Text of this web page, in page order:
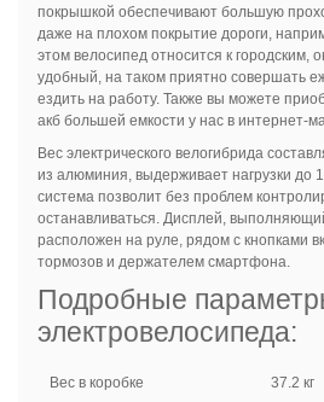
покрышкой обеспечивают большую
даже на плохом покрытие дороги,
этом велосипед относится к городским,
удобный, на таком приятно совершать
ездить на работу. Также вы можете
акб большей емкости у нас в интернет-
Вес электрического велогибрида
из алюминия, выдерживает нагрузки до
система позволит без проблем
останавливаться. Дисплей,
расположен на руле, рядом с кнопками
тормозов и держателем смартфона.
Подробные
электровелосипеда:
Вес в коробке 37.2 кг